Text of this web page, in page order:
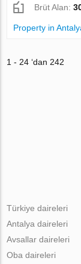
Brüt Alan:
Property in
1 - 24 ‘dan 242
Türkiye daireleri
Antalya daireleri
Avsallar daireleri
Oba daireleri